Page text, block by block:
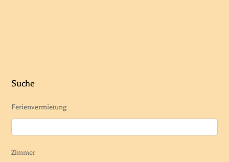
Suche
Ferienvermietung
Zimmer